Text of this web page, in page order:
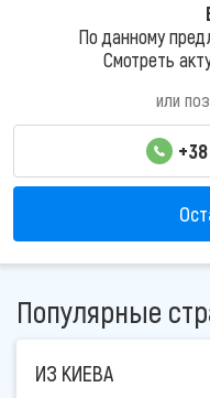
По данному
Смотреть
или
Популярные
ИЗ КИЕВА